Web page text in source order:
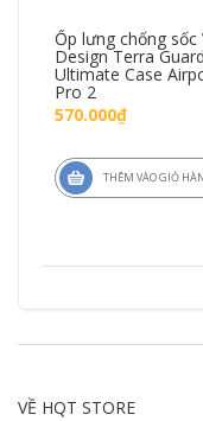
Ốp lưng chống sốc
Design Terra Guard
Ultimate Case
Pro 2
570.000₫
THÊM VÀO GIỎ
VỀ HQT STORE